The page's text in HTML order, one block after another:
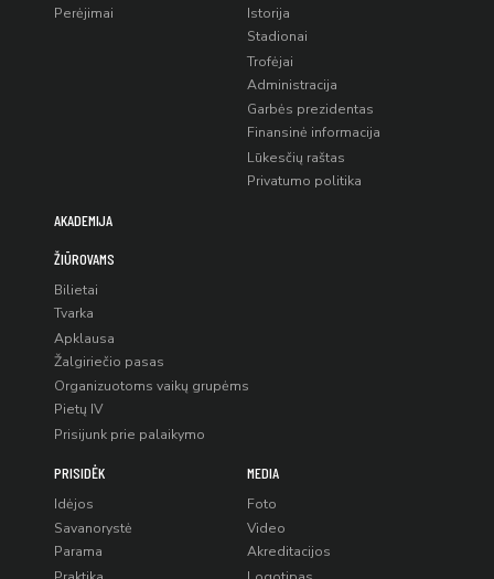
Perėjimai
Istorija
Stadionai
Trofėjai
Administracija
Garbės prezidentas
Finansinė informacija
Lūkesčių raštas
Privatumo politika
AKADEMIJA
ŽIŪROVAMS
Bilietai
Tvarka
Apklausa
Žalgiriečio pasas
Organizuotoms vaikų grupėms
Pietų IV
Prisijunk prie palaikymo
PRISIDĖK
Idėjos
Savanorystė
Parama
MEDIA
Foto
Video
Akreditacijos